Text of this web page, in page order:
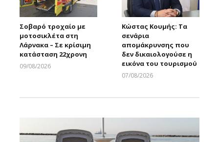
Σοβαρό τροχαίο με
μοτοσικλέτα στη
Λάρνακα – Σε κρίσιμη
κατάσταση 22χρονη
09/08/2026
Κώστας Κουμής: Τα
σενάρια
απομάκρυνσης που
δεν δικαιολογούσε η
εικόνα του τουρισμού
07/08/2026